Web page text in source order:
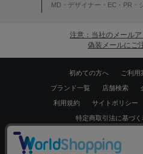
MD・デザイナー・EC・PR・
注意：当社のメール
偽装メールにご
初めての方へ ご利用
ブランド一覧 店舗検索
利用規約 サイトポリシー
特定商取引法に基づく
Copyrights © WORLD